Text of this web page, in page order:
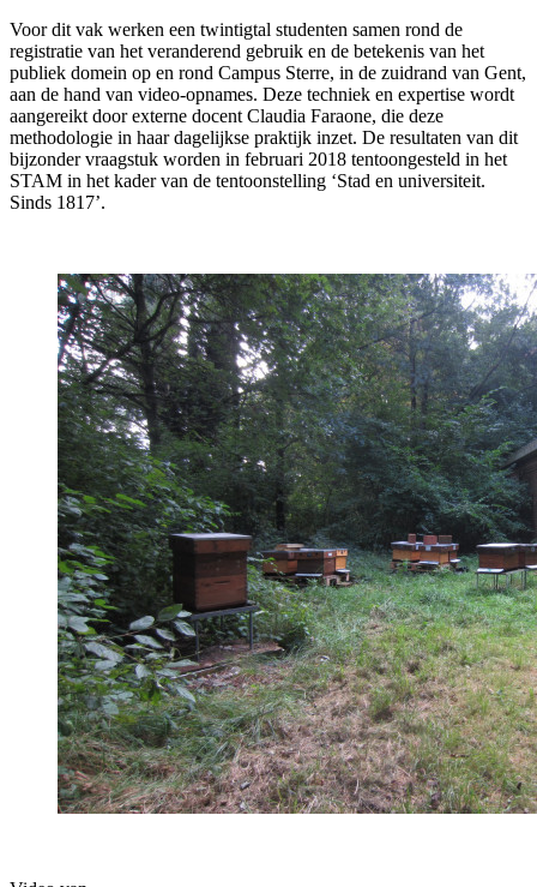
Voor dit vak werken een twintigtal studenten samen rond de
registratie van het veranderend gebruik en de betekenis van het
publiek domein op en rond Campus Sterre, in de zuidrand van Gent,
aan de hand van video-opnames. Deze techniek en expertise wordt
aangereikt door externe docent Claudia Faraone, die deze
methodologie in haar dagelijkse praktijk inzet. De resultaten van dit
bijzonder vraagstuk worden in februari 2018 tentoongesteld in het
STAM in het kader van de tentoonstelling ‘Stad en universiteit.
Sinds 1817’.